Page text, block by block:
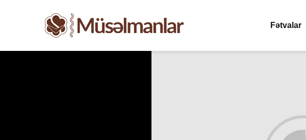
Fətvalar